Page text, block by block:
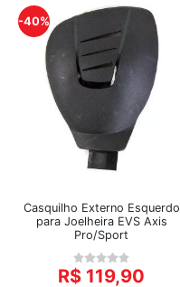
-40%
Casquilho Externo Esquerdo
para Joelheira EVS Axis
Pro/Sport
R$ 119,90